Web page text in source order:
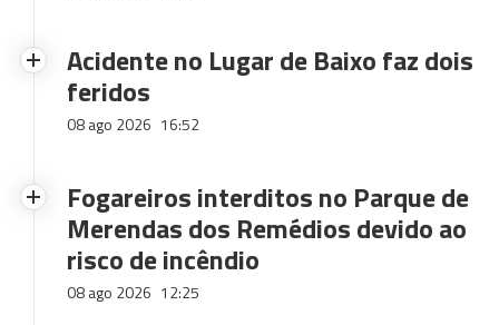
Acidente no Lugar de Baixo faz dois
feridos
08 ago 2026 16:52
Fogareiros interditos no Parque de
Merendas dos Remédios devido ao
risco de incêndio
08 ago 2026 12:25